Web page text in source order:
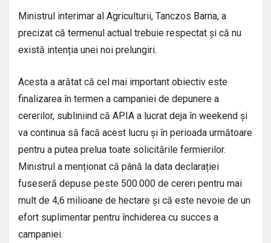
Ministrul interimar al Agriculturii, Tanczos Barna, a
precizat că termenul actual trebuie respectat și că nu
există intenția unei noi prelungiri.
Acesta a arătat că cel mai important obiectiv este
finalizarea în termen a campaniei de depunere a
cererilor, subliniind că APIA a lucrat deja în weekend și
va continua să facă acest lucru și în perioada următoare
pentru a putea prelua toate solicitările fermierilor.
Ministrul a menționat că până la data declarației
fuseseră depuse peste 500.000 de cereri pentru mai
mult de 4,6 milioane de hectare și că este nevoie de un
efort suplimentar pentru închiderea cu succes a
campaniei.